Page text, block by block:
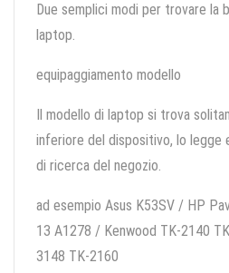
Due semplici modi per trovare la
laptop.
equipaggiamento modello
Il modello di laptop si trova
inferiore del dispositivo, lo legge
di ricerca del negozio.
ad esempio Asus K53SV / HP
13 A1278 / Kenwood TK-2140
3148 TK-2160